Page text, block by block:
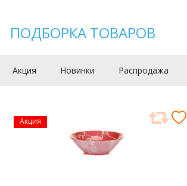
ПОДБОРКА ТОВАРОВ
Акция Новинки Распродажа
Акция